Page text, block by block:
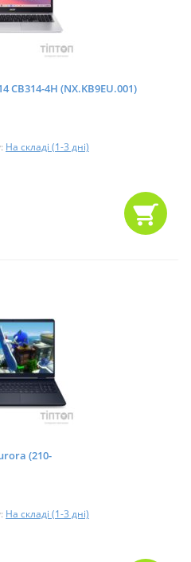
CB314-4H (NX.KB9EU.001)
На складі (1-3 дні)
(210-
На складі (1-3 дні)